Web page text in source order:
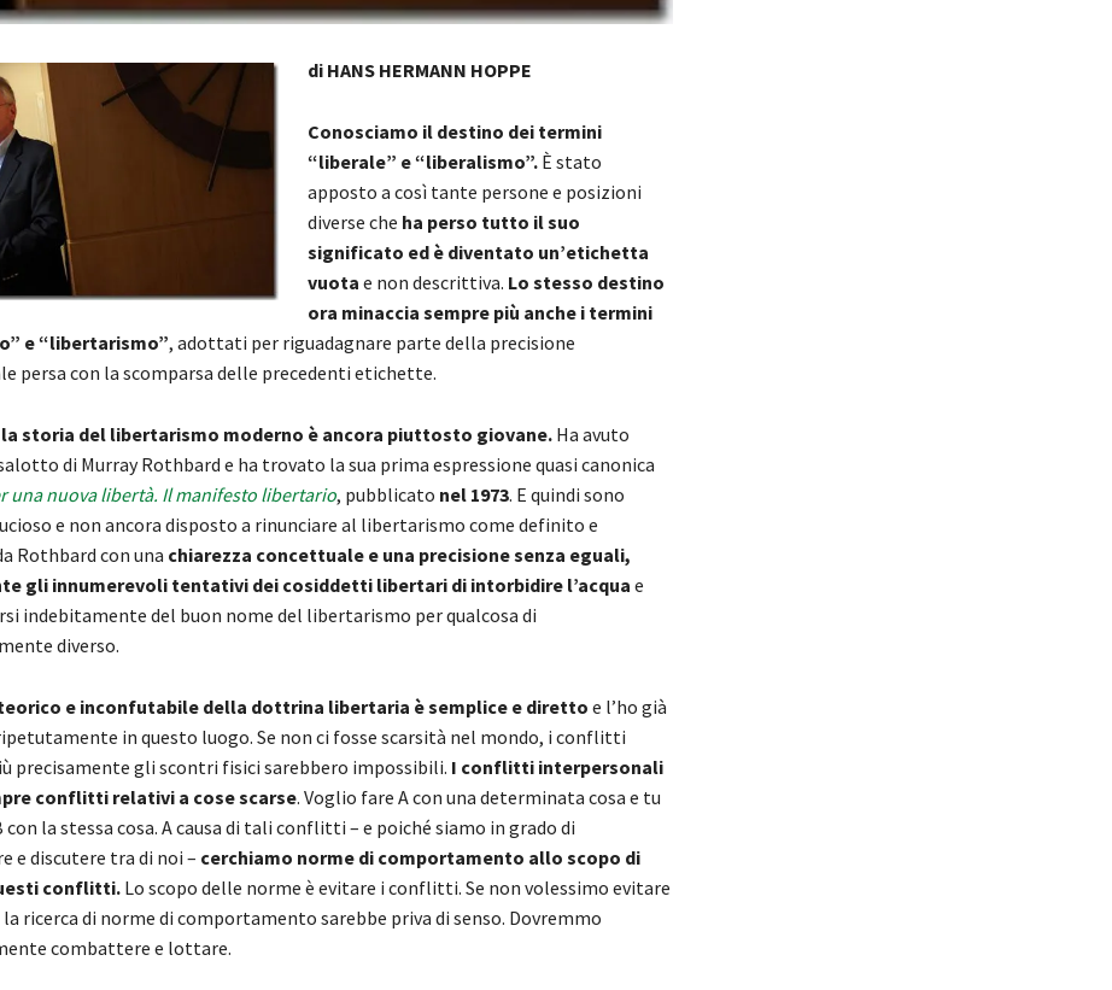
di HANS HERMANN HOPPE
Conosciamo il destino dei termini
“liberale” e “liberalismo”.È stato
apposto a così tante persone e posizioni
diverse che ha perso tutto il suo
significato ed è diventato un’etichetta
vuota e non descrittiva. Lo stesso destino
ora minaccia sempre più anche i termini
e “libertarismo”, adottati per riguadagnare parte della precisione
persa con la scomparsa delle precedenti etichette.
storia del libertarismo moderno è ancora piuttosto giovane.Ha avuto
di Murray Rothbard e ha trovato la sua prima espressione quasi canonica
una nuova libertà. Il manifesto libertario, pubblicato nel 1973. E quindi sono
e non ancora disposto a rinunciare al libertarismo come definito e
Rothbard con una chiarezza concettuale e una precisione senza eguali,
gli innumerevoli tentativi dei cosiddetti libertari di intorbidire l’acqua e
indebitamente del buon nome del libertarismo per qualcosa di
diverso.
e inconfutabile della dottrina libertaria è semplice e diretto e l’ho già
in questo luogo. Se non ci fosse scarsità nel mondo, i conflitti
precisamente gli scontri fisici sarebbero impossibili. I conflitti interpersonali
conflitti relativi a cose scarse. Voglio fare A con una determinata cosa e tu
con la stessa cosa. A causa di tali conflitti – e poiché siamo in grado di
e discutere tra di noi – cerchiamo norme di comportamento allo scopo di
conflitti.Lo scopo delle norme è evitare i conflitti. Se non volessimo evitare
ricerca di norme di comportamento sarebbe priva di senso. Dovremmo
combattere e lottare.